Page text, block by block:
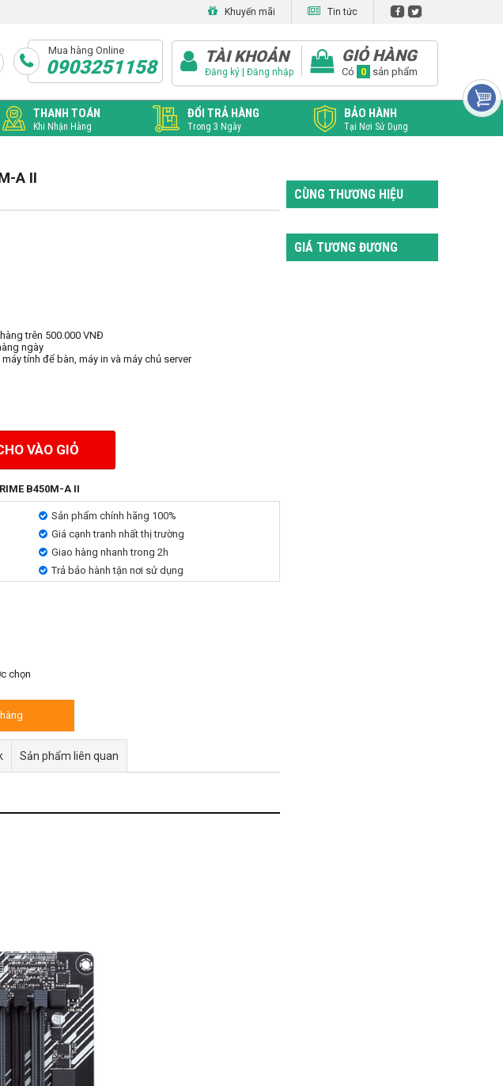
Khuyến mãi Tin tức
Mua hàng Online
0903251158 TÀI KHOẢN
Đăng ký | Đăng nhập
GIỎ HÀNG
Có 0 sản phẩm
THANH TOÁN
Khi Nhận Hàng
ĐỔI TRẢ HÀNG
Trong 3 Ngày
BẢO HÀNH
Tại Nơi Sử Dụng
A II
trên 500.000 VNĐ
ngày
tính để bàn, máy in và máy chủ server
VÀO GIỎ
B450M-A II
Sản phẩm chính hãng 100%
Giá cạnh tranh nhất thị trường
Giao hàng nhanh trong 2h
Trả bảo hành tận nơi sử dụng
chọn
Sản phẩm liên quan
CÙNG THƯƠNG HIỆU
GIÁ TƯƠNG ĐƯƠNG